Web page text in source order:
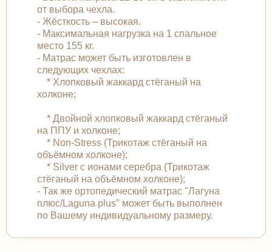
от выбора чехла.
- Жёсткость – высокая.
- Максимальная нагрузка на 1 спальное
место 155 кг.
- Матрас может быть изготовлен в
следующих чехлах:
* Хлопковый жаккард стёганый на
холконе;
* Двойной хлопковый жаккард стёганый
на ППУ и холконе;
* Non-Stress (Трикотаж стёганый на
объёмном холконе);
* Silver с ионами серебра (Трикотаж
стёганый на объёмном холконе);
- Так же ортопедический матрас "Лагуна
плюс/Laguna plus" может быть выполнен
по Вашему индивидуальному размеру.